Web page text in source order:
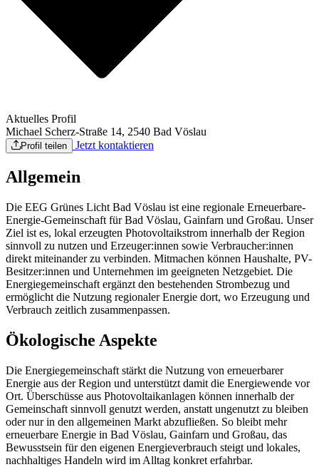
Aktuelles Profil
Michael Scherz-Straße 14, 2540 Bad Vöslau
Profil teilen Jetzt kontaktieren
Allgemein
Die EEG Grünes Licht Bad Vöslau ist eine regionale Erneuerbare-
Energie-Gemeinschaft für Bad Vöslau, Gainfarn und Großau. Unser
Ziel ist es, lokal erzeugten Photovoltaikstrom innerhalb der Region
sinnvoll zu nutzen und Erzeuger:innen sowie Verbraucher:innen
direkt miteinander zu verbinden. Mitmachen können Haushalte, PV-
Besitzer:innen und Unternehmen im geeigneten Netzgebiet. Die
Energiegemeinschaft ergänzt den bestehenden Strombezug und
ermöglicht die Nutzung regionaler Energie dort, wo Erzeugung und
Verbrauch zeitlich zusammenpassen.
Ökologische Aspekte
Die Energiegemeinschaft stärkt die Nutzung von erneuerbarer
Energie aus der Region und unterstützt damit die Energiewende vor
Ort. Überschüsse aus Photovoltaikanlagen können innerhalb der
Gemeinschaft sinnvoll genutzt werden, anstatt ungenutzt zu bleiben
oder nur in den allgemeinen Markt abzufließen. So bleibt mehr
erneuerbare Energie in Bad Vöslau, Gainfarn und Großau, das
Bewusstsein für den eigenen Energieverbrauch steigt und lokales,
nachhaltiges Handeln wird im Alltag konkret erfahrbar.